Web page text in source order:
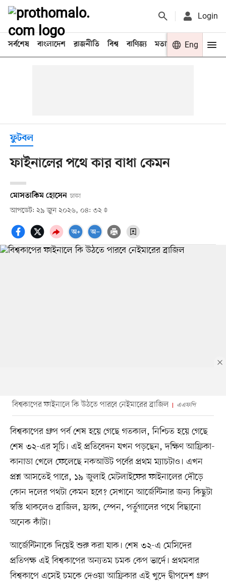
Login
সর্বশেষ বাংলাদেশ রাজনীতি বিশ্ব বাণিজ্য মতামত খেলা
Eng
ফুটবল
ফাইনালের পথে কার বাধা কেমন
মোসতাকিম হোসেন ঢাকা
আপডেট: ২৯ জুন ২০২৬, ০৪: ৩২
বিশ্বকাপের ফাইনালে কি উঠতে পারবে নেইমারের ব্রাজিল এএফপি
বিশ্বকাপের গ্রুপ পর্ব শেষ হয়ে গেছে গতকাল, নিশ্চিত হয়ে গেছে
শেষ ৩২-এর সূচি। এই প্রতিবেদন যখন পড়ছেন, দক্ষিণ আফ্রিকা-
কানাডা খেলে ফেলেছে নকআউট পর্বের প্রথম ম্যাচটাও। এখন
প্রশ্ন আসতেই পারে, ১৯ জুলাই মেটলাইফের ফাইনালের দৌড়ে
কোন দলের পথটা কেমন হবে? সেখানে আর্জেন্টিনার জন্য কিছুটা
স্বস্তি থাকলেও ব্রাজিল, ফ্রান্স, স্পেন, পর্তুগালের পথে বিছানো
অনেক কাঁটা।
আর্জেন্টিনাকে দিয়েই শুরু করা যাক। শেষ ৩২-এ মেসিদের
প্রতিপক্ষ এই বিশ্বকাপের অন্যতম চমক কেপ ভার্দে। প্রথমবার
বিশ্বকাপে এসেই চমকে দেওয়া আফ্রিকার এই খুদে দ্বীপদেশ গ্রুপ